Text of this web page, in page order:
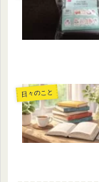
日々のこと